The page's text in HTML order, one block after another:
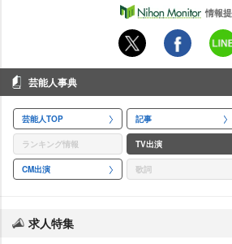
情報
芸能人事典
芸能人TOP 記事
ランキング情報 TV出演
CM出演 歌詞
求人特集